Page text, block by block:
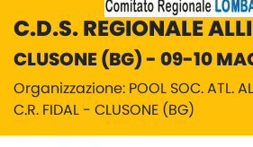
C.D.S. REGIONALE
CLUSONE (BG) - 09-10
Organizzazione: POOL SOC. ATL.
C.R. FIDAL - CLUSONE (BG)